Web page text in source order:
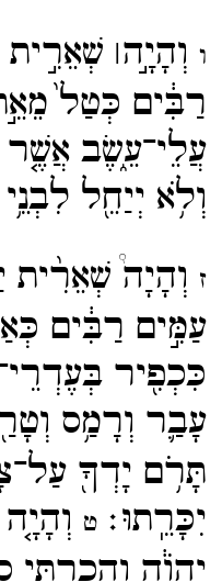
ו וְהָיָ֣ה ׀
רַבִּ֔ים כְּטַל֙
עֲלֵי־​עֵ֑שֶׂב אֲשֶׁ֤ר
וְלֹ֥א יְיַחֵ֖ל
ז וְהָיָה֩ שְׁאֵרִ֨ית
עַמִּ֣ים רַבִּ֔ים
כִּכְפִ֖יר
עָבַ֛ר וְרָמַ֥ס
תָּרֹ֥ם יָדְךָ֖
יִכָּרֵֽתוּ׃ט
יְהֹוָ֔ה וְהִכְרַתִּ֥י